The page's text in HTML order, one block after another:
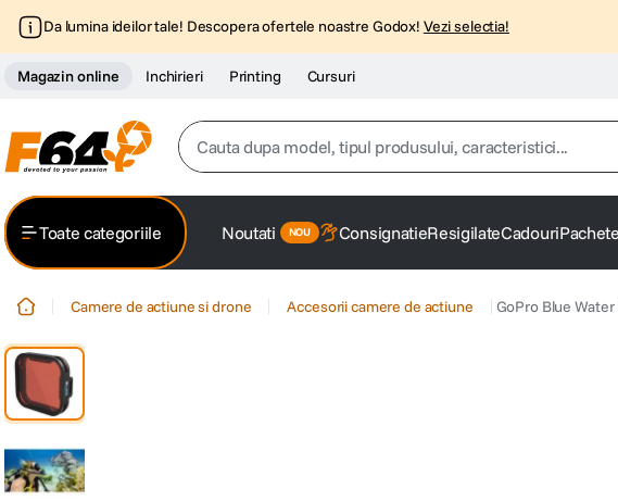
Da lumina ideilor tale! Descopera ofertele noastre Godox! Vezi selectia!
Magazin online Inchirieri Printing Cursuri
Cauta dupa model, tipul produsului, caracteristici...
2. trepied
Toate categoriile Noutati ConsignatieResigilateCadouriPachete
Camere de actiune si drone Accesorii camere de actiune GoPro Blue